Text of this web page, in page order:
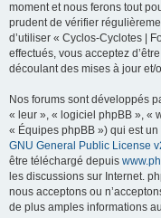
moment et nous ferons tout
prudent de vérifier
d’utiliser « Cyclos-Cyclotes |
effectués, vous acceptez
découlant des mises à jour et/
Nos forums sont développés
« leur », « logiciel phpBB », «
« Équipes phpBB ») qui est
GNU General Public License
être téléchargé depuis
les discussions sur Internet.
nous acceptons ou
de plus amples informations